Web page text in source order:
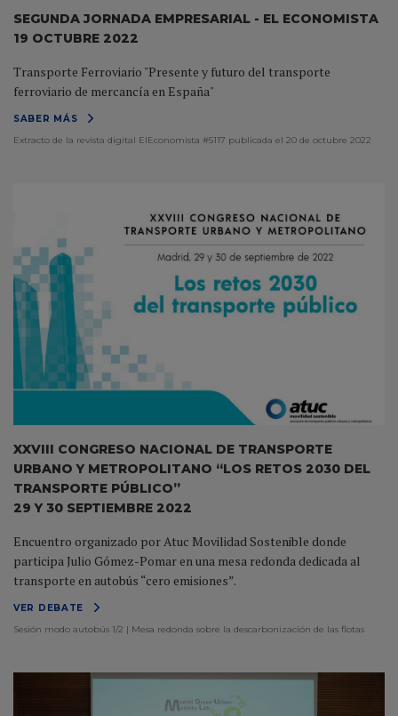
SEGUNDA JORNADA EMPRESARIAL - EL ECONOMISTA
19 OCTUBRE 2022
Transporte Ferroviario "Presente y futuro del transporte
ferroviario de mercancía en España"
SABER MÁS
Extracto de la revista digital ElEconomista #5117 publicada el 20 de octubre 2022
XXVIII CONGRESO NACIONAL DE TRANSPORTE
URBANO Y METROPOLITANO “LOS RETOS 2030 DEL
TRANSPORTE PÚBLICO”
29 Y 30 SEPTIEMBRE 2022
Encuentro organizado por Atuc Movilidad Sostenible donde
participa Julio Gómez-Pomar en una mesa redonda dedicada al
transporte en autobús “cero emisiones”.
VER DEBATE
Sesión modo autobús 1/2 | Mesa redonda sobre la descarbonización de las flotas